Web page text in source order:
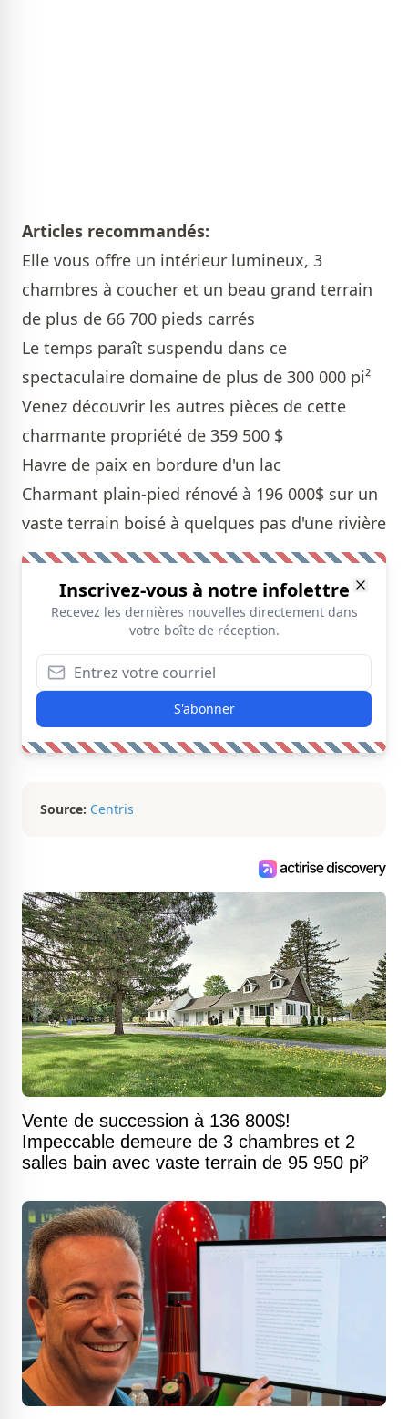
Articles recommandés:
Elle vous offre un intérieur lumineux, 3
chambres à coucher et un beau grand terrain
de plus de 66 700 pieds carrés
Le temps paraît suspendu dans ce
spectaculaire domaine de plus de 300 000 pi²
Venez découvrir les autres pièces de cette
charmante propriété de 359 500 $
Havre de paix en bordure d'un lac
Charmant plain-pied rénové à 196 000$ sur un
vaste terrain boisé à quelques pas d'une rivière
Inscrivez-vous à notre infolettre
Recevez les dernières nouvelles directement dans
votre boîte de réception.
S'abonner
Source: Centris
Vente de succession à 136 800$!
Impeccable demeure de 3 chambres et 2
salles bain avec vaste terrain de 95 950 pi²